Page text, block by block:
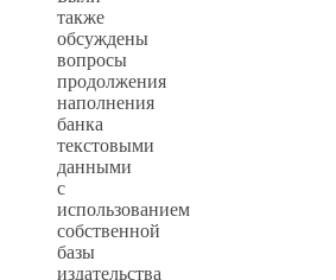
также
обсуждены
вопросы
продолжения
наполнения
банка
текстовыми
данными
с
использованием
собственной
базы
издательства